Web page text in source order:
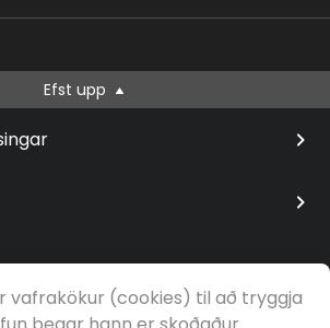
Efst upp
© Samfilm
vafrakökur (cookies) til að tryggja